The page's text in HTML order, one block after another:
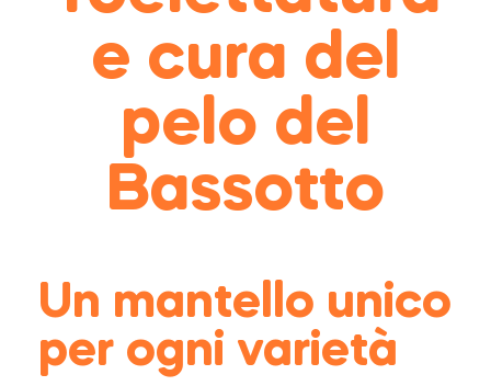
e cura del
pelo del
Bassotto
Un mantello unico
per ogni varietà